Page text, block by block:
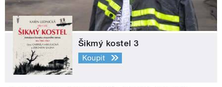
Šikmý kostel 3
Koupit